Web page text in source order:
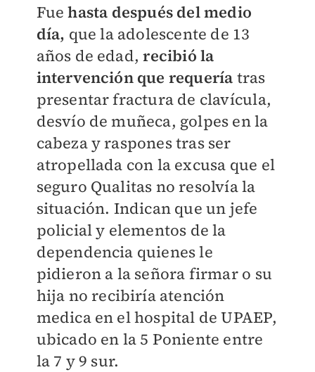
Fuehasta después del medio
día, que la adolescente de 13
años de edad,recibió la
intervención que requería tras
presentar fractura de clavícula,
desvío de muñeca, golpes en la
cabeza y raspones tras ser
atropellada con la excusa que el
seguro Qualitas no resolvía la
situación. Indican que un jefe
policial y elementos de la
dependencia quienes le
pidieron a la señora firmar o su
hija no recibiría atención
medica en el hospital de UPAEP,
ubicado en la 5 Poniente entre
la 7 y 9 sur.